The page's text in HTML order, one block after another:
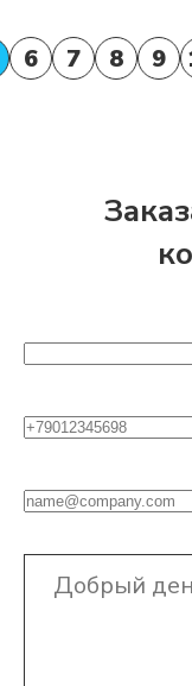
6 7 8 9